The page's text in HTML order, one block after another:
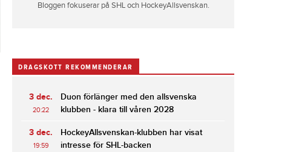
Bloggen fokuserar på SHL och HockeyAllsvenskan.
DRAGSKOTT REKOMMENDERAR
3 dec.
20:22
Duon förlänger med den allsvenska
klubben - klara till våren 2028
3 dec.
19:59
HockeyAllsvenskan-klubben har visat
intresse för SHL-backen